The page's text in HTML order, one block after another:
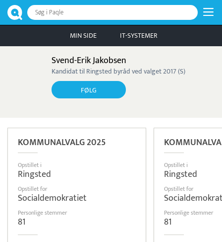
Søg i Paqle
MIN SIDE IT-SYSTEMER
Svend-Erik Jakobsen
Kandidat til Ringsted byråd ved valget 2017 (S)
FØLG
KOMMUNALVALG 2025
Opstillet i
Ringsted
Opstillet for
Socialdemokratiet
Personlige stemmer
81
Opstillet i
Ringsted
Opstillet for
Personlige stemmer
81